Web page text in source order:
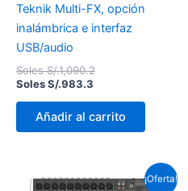
Teknik Multi-FX, opción
inalámbrica e interfaz
USB/audio
Soles S/.1,090.2
Soles S/.983.3
Añadir al carrito
¡Oferta!
precio
precio